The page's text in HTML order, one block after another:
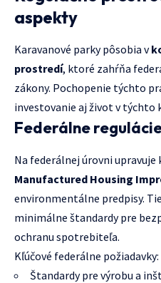
aspekty
Karavanové parky pôsobia v
prostredí, ktoré zahŕňa
zákony. Pochopenie týchto
investovanie aj život v týchto
Federálne
Na federálnej úrovni upravuje
Manufactured Housing
environmentálne predpisy.
minimálne štandardy pre
ochranu spotrebiteľa.
Kľúčové federálne požiadavky:
Štandardy pre výrobu a